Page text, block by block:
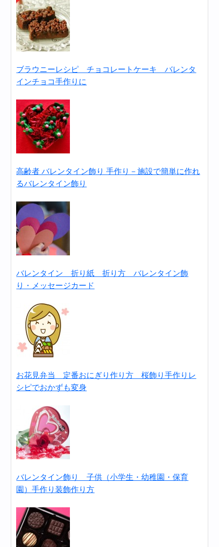
ブラウニーレシピ チョコレートケーキ バレンタ
インチョコ手作りに
高齢者 バレンタイン飾り 手作り－施設で簡単に作れ
るバレンタイン飾り
バレンタイン 折り紙 折り方 バレンタイン飾
り・メッセージカード
お花見弁当 定番おにぎり作り方 桜飾り手作りレ
シピでおかずも変身
バレンタイン飾り 子供（小学生・幼稚園・保育
園）手作り装飾作り方